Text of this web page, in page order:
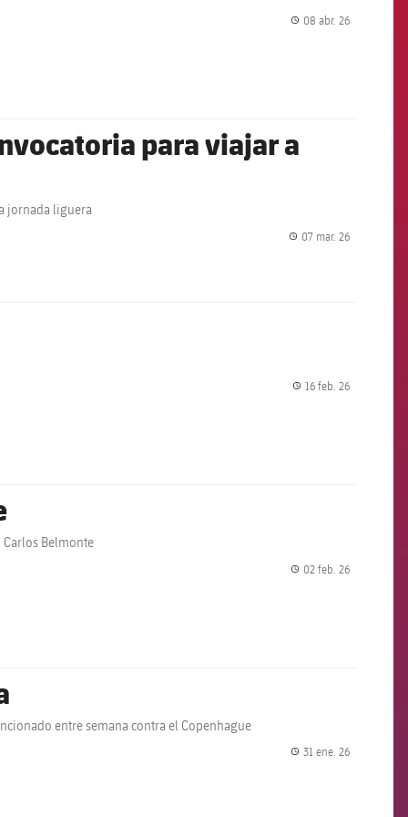
08 abr. 26
para viajar a
jornada liguera
07 mar. 26
16 feb. 26
Belmonte
02 feb. 26
entre semana contra el Copenhague
31 ene. 26